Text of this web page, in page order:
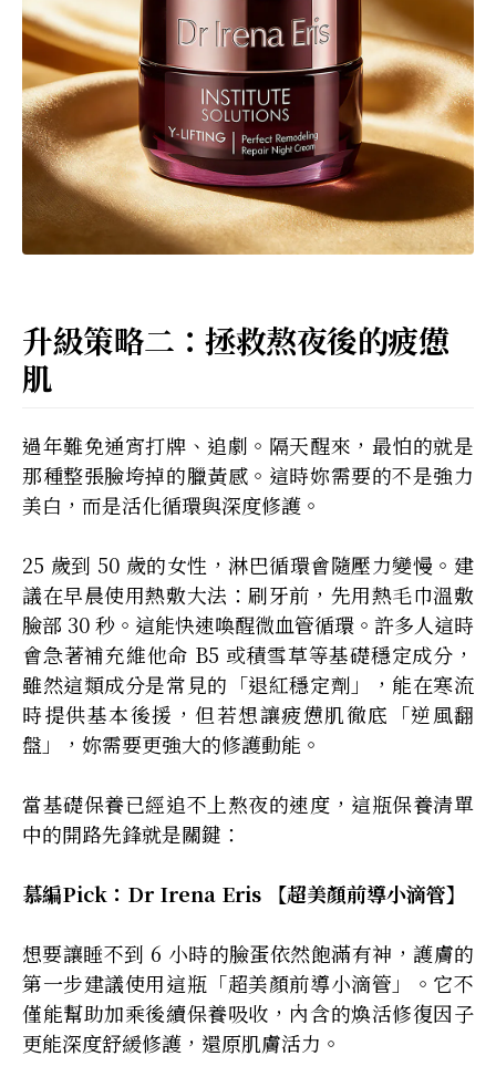
升級策略二：拯救熬夜後的疲憊
肌
過年難免通宵打牌、追劇。隔天醒來，最怕的就是
那種整張臉垮掉的臘黃感。這時妳需要的不是強力
美白，而是活化循環與深度修護。
25 歲到 50 歲的女性，淋巴循環會隨壓力變慢。建
議在早晨使用熱敷大法：刷牙前，先用熱毛巾溫敷
臉部 30 秒。這能快速喚醒微血管循環。許多人這時
會急著補充維他命 B5 或積雪草等基礎穩定成分，
雖然這類成分是常見的「退紅穩定劑」，能在寒流
時提供基本後援，但若想讓疲憊肌徹底「逆風翻
盤」，妳需要更強大的修護動能。
當基礎保養已經追不上熬夜的速度，這瓶保養清單
中的開路先鋒就是關鍵：
慕編Pick：Dr Irena Eris 【超美顏前導小滴管】
想要讓睡不到 6 小時的臉蛋依然飽滿有神，護膚的
第一步建議使用這瓶「超美顏前導小滴管」。它不
僅能幫助加乘後續保養吸收，內含的煥活修復因子
更能深度舒緩修護，還原肌膚活力。